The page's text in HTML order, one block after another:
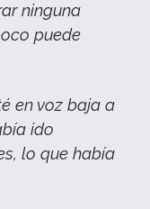
ninguna
puede
en voz baja a
ido
lo que había